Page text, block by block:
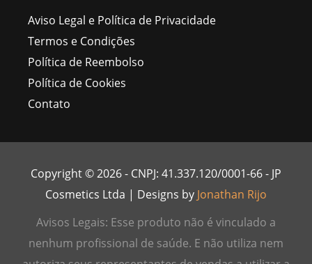
Aviso Legal e Política de Privacidade
Termos e Condições
Política de Reembolso
Política de Cookies
Contato
Copyright © 2026 - CNPJ: 41.337.120/0001-66 - JP
Cosmetics Ltda | Designs by Jonathan Rijo
Avisos Legais: Esse produto não é vinculado a
nenhum profissional de saúde. E não utiliza nem